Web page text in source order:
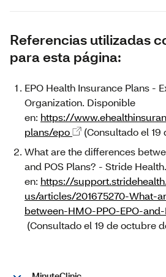
Referencias utilizadas
para esta página:
EPO Health Insurance Plans -
Organization. Disponible
en: https://
plans/epo
(Consultado el
What are the differences
and POS Plans? - Stride
en: https://
us/articles/201675270-What-
between-HMO-PPO-EPO-
(Consultado el 19 de octubre